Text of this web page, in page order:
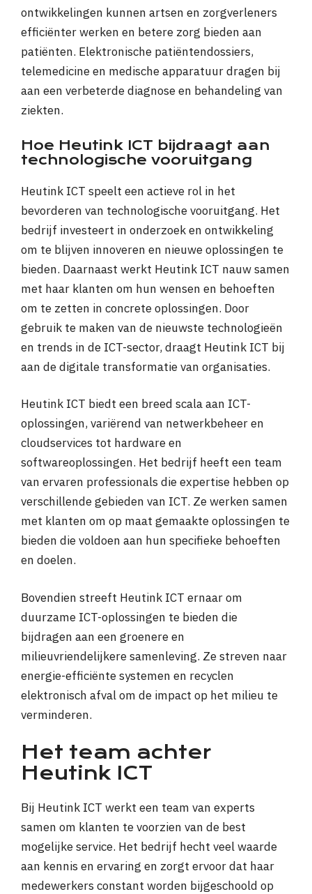
ontwikkelingen kunnen artsen en zorgverleners
efficiënter werken en betere zorg bieden aan
patiënten. Elektronische patiëntendossiers,
telemedicine en medische apparatuur dragen bij
aan een verbeterde diagnose en behandeling van
ziekten.
Hoe Heutink ICT bijdraagt aan
technologische vooruitgang
Heutink ICT speelt een actieve rol in het
bevorderen van technologische vooruitgang. Het
bedrijf investeert in onderzoek en ontwikkeling
om te blijven innoveren en nieuwe oplossingen te
bieden. Daarnaast werkt Heutink ICT nauw samen
met haar klanten om hun wensen en behoeften
om te zetten in concrete oplossingen. Door
gebruik te maken van de nieuwste technologieën
en trends in de ICT-sector, draagt Heutink ICT bij
aan de digitale transformatie van organisaties.
Heutink ICT biedt een breed scala aan ICT-
oplossingen, variërend van netwerkbeheer en
cloudservices tot hardware en
softwareoplossingen. Het bedrijf heeft een team
van ervaren professionals die expertise hebben op
verschillende gebieden van ICT. Ze werken samen
met klanten om op maat gemaakte oplossingen te
bieden die voldoen aan hun specifieke behoeften
en doelen.
Bovendien streeft Heutink ICT ernaar om
duurzame ICT-oplossingen te bieden die
bijdragen aan een groenere en
milieuvriendelijkere samenleving. Ze streven naar
energie-efficiënte systemen en recyclen
elektronisch afval om de impact op het milieu te
verminderen.
Het team achter
Heutink ICT
Bij Heutink ICT werkt een team van experts
samen om klanten te voorzien van de best
mogelijke service. Het bedrijf hecht veel waarde
aan kennis en ervaring en zorgt ervoor dat haar
medewerkers constant worden bijgeschoold op